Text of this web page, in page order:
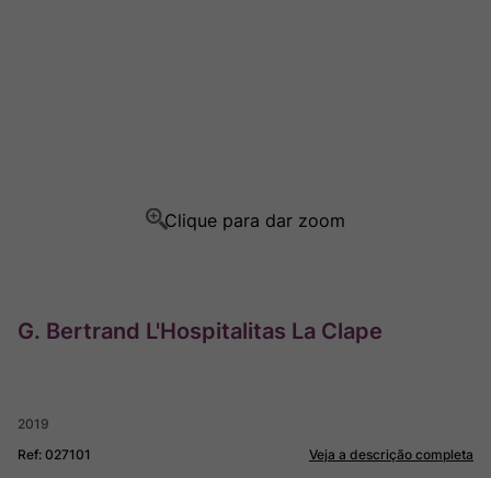
G. Bertrand L'Hospitalitas La Clape
2019
Ref: 027101 Veja a descrição completa